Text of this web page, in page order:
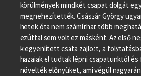
körülmények mindkét csapat dolgát
megnehezítették. Császár György
hetek óta nem számíthat több
ezúttal sem volt ez másként. Az első
kiegyenlített csata zajlott, a
hazaiak el tudtak lépni csapatunktól és
növelték előnyüket, ami végül